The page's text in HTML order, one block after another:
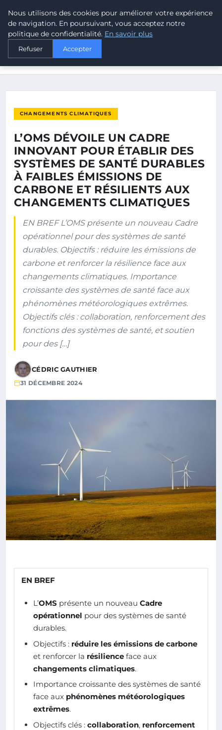
MALTA CLIMATE
ACCUEIL
L’OMS DÉVOILE UN CADRE INNOVANT POUR ÉTABLIR DES
CHANGEMENTS CLIMATIQUES
L’OMS DÉVOILE UN CADRE
INNOVANT POUR ÉTABLIR DES
SYSTÈMES DE SANTÉ DURABLES
À FAIBLES ÉMISSIONS DE
CARBONE ET RÉSILIENTS AUX
CHANGEMENTS CLIMATIQUES
EN BREF L’OMS présente un nouveau Cadre
opérationnel pour des systèmes de santé
durables. Objectifs : réduire les émissions de
carbone et renforcer la résilience face aux
changements climatiques. Importance
croissante des systèmes de santé face aux
phénomènes météorologiques extrêmes.
Objectifs clés : collaboration, renforcement des
fonctions des systèmes de santé, et soutien
pour des […]
CÉDRIC GAUTHIER
31 DÉCEMBRE 2024
EN BREF
L’OMS présente un nouveau Cadre
opérationnel pour des systèmes de santé
durables.
Objectifs : réduire les émissions de carbone
et renforcer la résilience face aux
changements climatiques.
Importance croissante des systèmes de santé
face aux phénomènes météorologiques
extrêmes.
Objectifs clés : collaboration, renforcement
Nous utilisons des cookies pour améliorer votre expérience
de navigation. En poursuivant, vous acceptez notre
politique de confidentialité. En savoir plus
Refuser Accepter